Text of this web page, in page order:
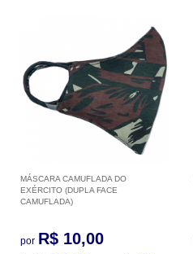
MÁSCARA CAMUFLADA DO
EXÉRCITO (DUPLA FACE
CAMUFLADA)
por R$ 10,00